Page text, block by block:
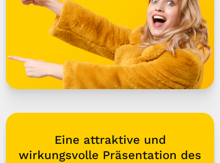
Eine attraktive und
wirkungsvolle Präsentation des